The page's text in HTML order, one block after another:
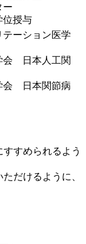
ー
位授与
ーション医学
会 日本人工関
会 日本関節病
すめられるよう
だけるように、